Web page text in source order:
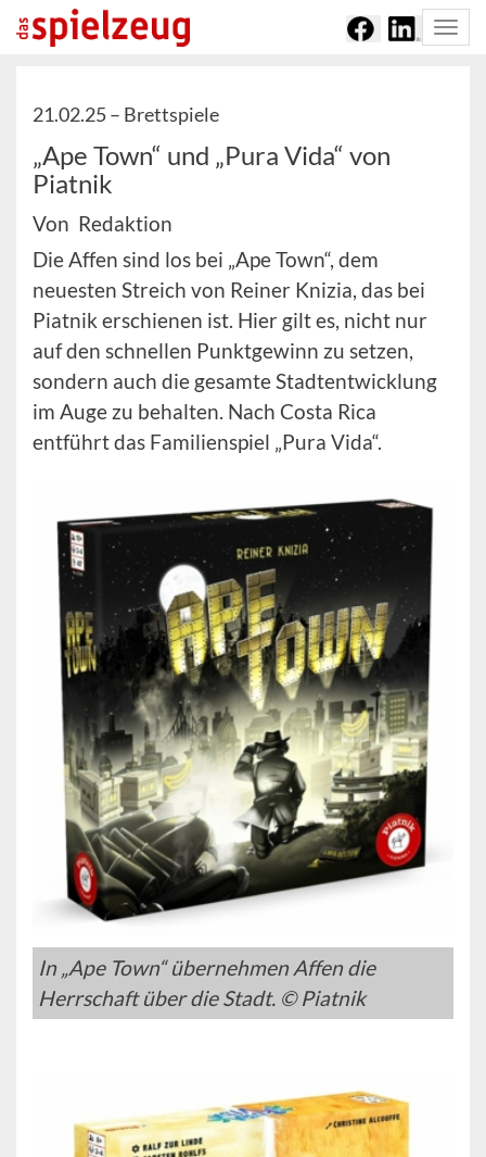
21.02.25 – Brettspiele
„Ape Town“ und „Pura Vida“ von
Piatnik
Von Redaktion
Die Affen sind los bei „Ape Town“, dem
neuesten Streich von Reiner Knizia, das bei
Piatnik erschienen ist. Hier gilt es, nicht nur
auf den schnellen Punktgewinn zu setzen,
sondern auch die gesamte Stadtentwicklung
im Auge zu behalten. Nach Costa Rica
entführt das Familienspiel „Pura Vida“.
In „Ape Town“ übernehmen Affen die
Herrschaft über die Stadt. © Piatnik